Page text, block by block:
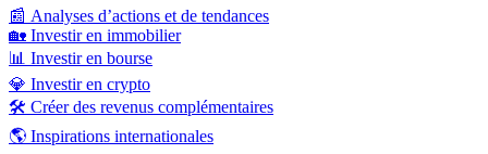
📰 Analyses d’actions et de tendances
🏡 Investir en immobilier
📊 Investir en bourse
💎 Investir en crypto
🛠️ Créer des revenus complémentaires
🌎 Inspirations internationales